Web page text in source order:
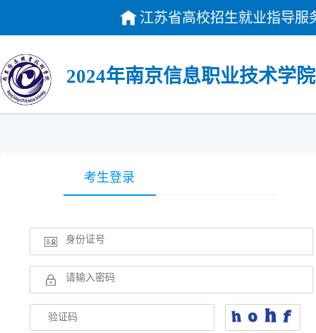
江苏省高校招生就业指导
2024年南京信息职业技术学
考生登录